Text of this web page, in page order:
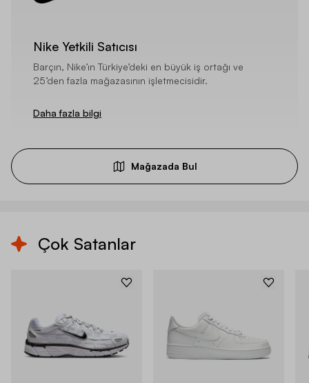
Nike Yetkili Satıcısı
Barçın, Nike’ın Türkiye’deki en büyük iş ortağı ve
25’den fazla mağazasının işletmecisidir.
Daha fazla bilgi
Mağazada Bul
Çok Satanlar